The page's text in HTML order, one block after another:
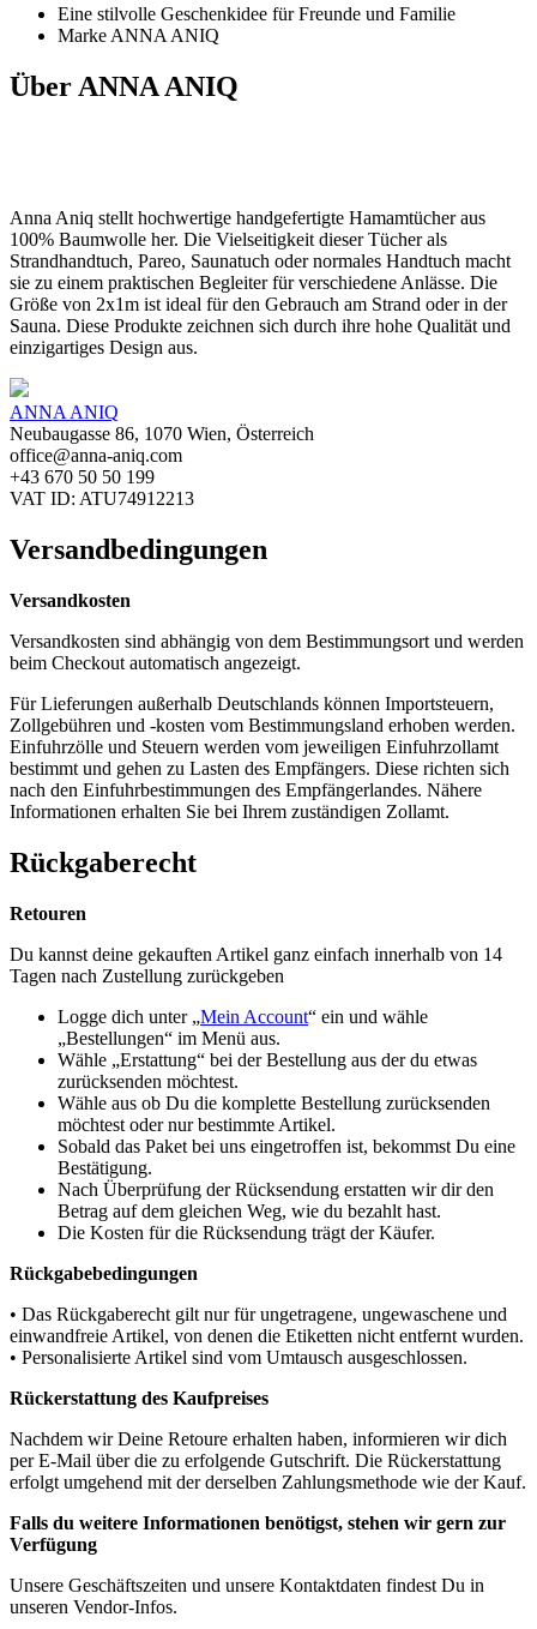
Eine stilvolle Geschenkidee für Freunde und Familie
Marke ANNA ANIQ
Über ANNA ANIQ
Anna Aniq stellt hochwertige handgefertigte Hamamtücher aus
100% Baumwolle her. Die Vielseitigkeit dieser Tücher als
Strandhandtuch, Pareo, Saunatuch oder normales Handtuch macht
sie zu einem praktischen Begleiter für verschiedene Anlässe. Die
Größe von 2x1m ist ideal für den Gebrauch am Strand oder in der
Sauna. Diese Produkte zeichnen sich durch ihre hohe Qualität und
einzigartiges Design aus.
ANNA ANIQ
Neubaugasse 86, 1070 Wien, Österreich
office@anna-aniq.com
+43 670 50 50 199
VAT ID: ATU74912213
Versandbedingungen
Versandkosten
Versandkosten sind abhängig von dem Bestimmungsort und werden
beim Checkout automatisch angezeigt.
Für Lieferungen außerhalb Deutschlands können Importsteuern,
Zollgebühren und -kosten vom Bestimmungsland erhoben werden.
Einfuhrzölle und Steuern werden vom jeweiligen Einfuhrzollamt
bestimmt und gehen zu Lasten des Empfängers. Diese richten sich
nach den Einfuhrbestimmungen des Empfängerlandes. Nähere
Informationen erhalten Sie bei Ihrem zuständigen Zollamt.
Rückgaberecht
Retouren
Du kannst deine gekauften Artikel ganz einfach innerhalb von 14
Tagen nach Zustellung zurückgeben
Logge dich unter „Mein Account“ ein und wähle
„Bestellungen“ im Menü aus.
Wähle „Erstattung“ bei der Bestellung aus der du etwas
zurücksenden möchtest.
Wähle aus ob Du die komplette Bestellung zurücksenden
möchtest oder nur bestimmte Artikel.
Sobald das Paket bei uns eingetroffen ist, bekommst Du eine
Bestätigung.
Nach Überprüfung der Rücksendung erstatten wir dir den
Betrag auf dem gleichen Weg, wie du bezahlt hast.
Die Kosten für die Rücksendung trägt der Käufer.
Rückgabebedingungen
• Das Rückgaberecht gilt nur für ungetragene, ungewaschene und
einwandfreie Artikel, von denen die Etiketten nicht entfernt wurden.
• Personalisierte Artikel sind vom Umtausch ausgeschlossen.
Rückerstattung des Kaufpreises
Nachdem wir Deine Retoure erhalten haben, informieren wir dich
per E-Mail über die zu erfolgende Gutschrift. Die Rückerstattung
erfolgt umgehend mit der derselben Zahlungsmethode wie der Kauf.
Falls du weitere Informationen benötigst, stehen wir gern zur
Verfügung
Unsere Geschäftszeiten und unsere Kontaktdaten findest Du in
unseren Vendor-Infos.